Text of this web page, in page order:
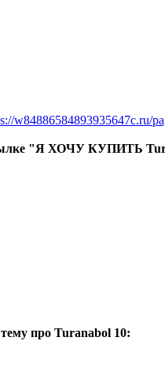
w84886584893935647c.ru/
"Я ХОЧУ КУПИТЬ
про Turanabol 10: